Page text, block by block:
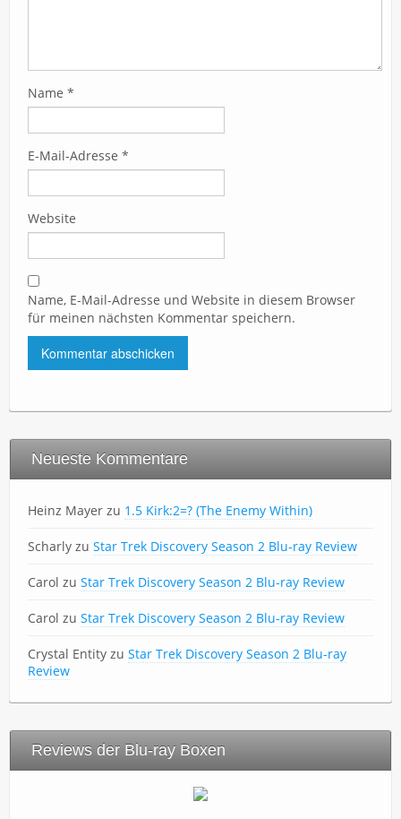
Name *
E-Mail-Adresse *
Website
Name, E-Mail-Adresse und Website in diesem Browser
für meinen nächsten Kommentar speichern.
Neueste Kommentare
Heinz Mayer zu 1.5 Kirk:2=? (The Enemy Within)
Scharly zu Star Trek Discovery Season 2 Blu-ray Review
Carol zu Star Trek Discovery Season 2 Blu-ray Review
Carol zu Star Trek Discovery Season 2 Blu-ray Review
Crystal Entity zu Star Trek Discovery Season 2 Blu-ray
Review
Reviews der Blu-ray Boxen